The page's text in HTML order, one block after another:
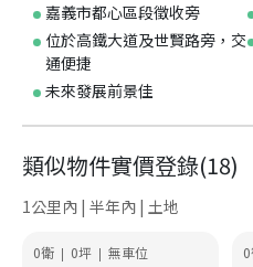
嘉義市都心區段徵收旁
位於高鐵大道及世賢路旁，交
通便捷
未來發展前景佳
類似物件實價登錄(18)
1公里內 | 半年內 | 土地
0衛 | 0坪 | 無車位